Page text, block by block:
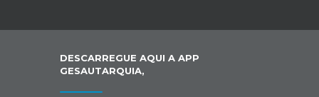
DESCARREGUE AQUI A APP
GESAUTARQUIA,